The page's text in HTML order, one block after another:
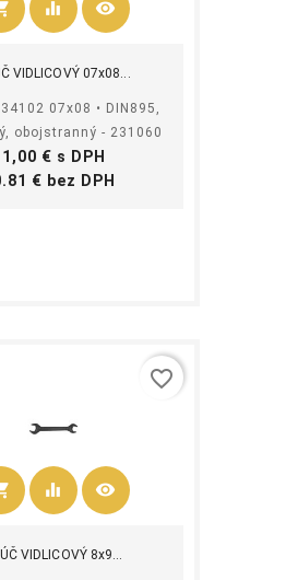
Kúpiť
equalizer visibility
VIDLICOVÝ 07x08...
07x08 • DIN895,
obojstranný - 231060
Cena
1,00 € s DPH
€ bez DPH
Kúpiť
equalizer visibility
VIDLICOVÝ 8x9...
favorite_border